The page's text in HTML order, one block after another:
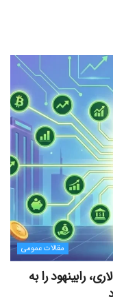
مقالات عمومی
۱۰۰ میلیون دلاری، رابینهود را به